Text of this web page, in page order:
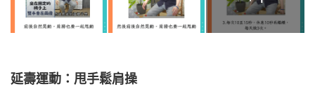
延壽運動：甩手鬆肩操